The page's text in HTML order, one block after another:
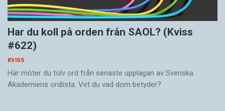
Har du koll på orden från SAOL? (Kviss
#622)
KVISS
Här möter du tolv ord från senaste upplagan av Svenska
Akademiens ordlista. Vet du vad dom betyder?